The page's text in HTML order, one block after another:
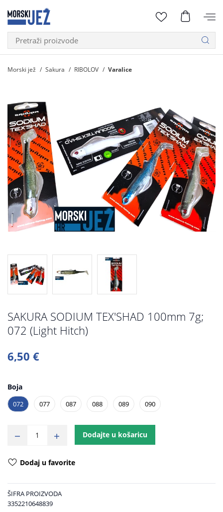
Morski jež Sakura RIBOLOV Varalice
SAKURA SODIUM TEX'SHAD 100mm 7g;
072 (Light Hitch)
6,50 €
Boja
072 077 087 088 089 090
Dodajte u košaricu
Dodaj u favorite
ŠIFRA PROIZVODA
3352210648839